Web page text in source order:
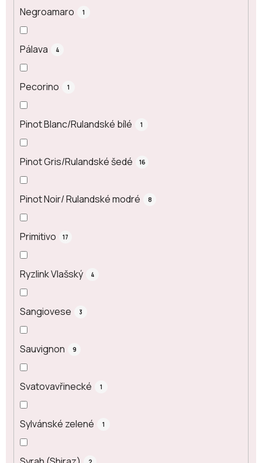
Negroamaro 1
Pálava 4
Pecorino 1
Pinot Blanc/Rulandské bílé 1
Pinot Gris/Rulandské šedé 16
Pinot Noir/ Rulandské modré 8
Primitivo 17
Ryzlink Vlašský 4
Sangiovese 3
Sauvignon 9
Svatovavřinecké 1
Sylvánské zelené 1